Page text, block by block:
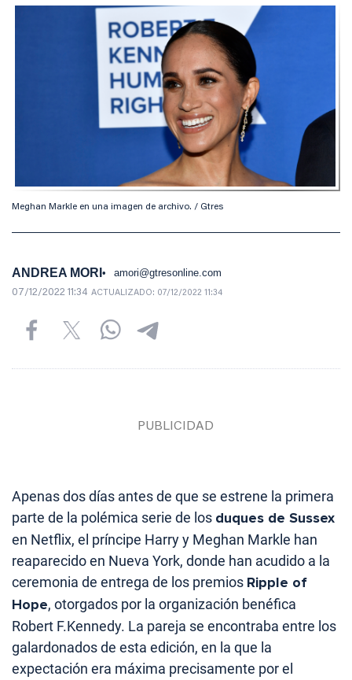
Meghan Markle en una imagen de archivo. / Gtres
ANDREA MORI amori@gtresonline.com
07/12/2022 11:34 ACTUALIZADO: 07/12/2022 11:34
Apenas dos días antes de que se estrene la primera
parte de la polémica serie de los duques de Sussex
en Netflix, el príncipe Harry y Meghan Markle han
reaparecido en Nueva York, donde han acudido a la
ceremonia de entrega de los premios Ripple of
Hope, otorgados por la organización benéfica
Robert F.Kennedy. La pareja se encontraba entre los
galardonados de esta edición, en la que la
expectación era máxima precisamente por el